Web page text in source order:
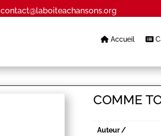
contact@laboiteachansons.org
Accueil
COMME
Auteur /